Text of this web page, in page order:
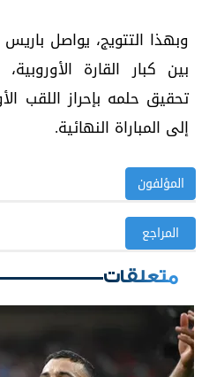
وبهذا التتويج، يواصل
بين كبار القارة
تحقيق حلمه بإحراز اللقب
إلى المباراة النهائية.
المؤلفون
المراجع
متعلقات